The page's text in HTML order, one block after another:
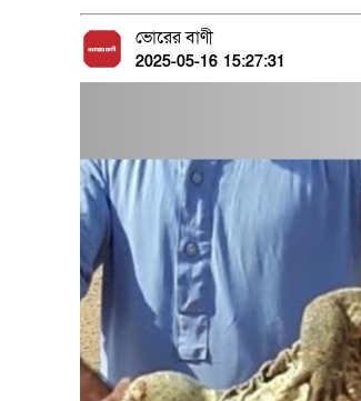
ভোরের বাণী
2025-05-16 15:27:31